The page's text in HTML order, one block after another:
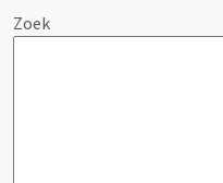
Zoek